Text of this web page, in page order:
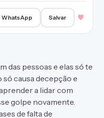
WhatsApp Salvar
das pessoas e elas só te
causa decepção e
a lidar com
golpe novamente.
de falta de